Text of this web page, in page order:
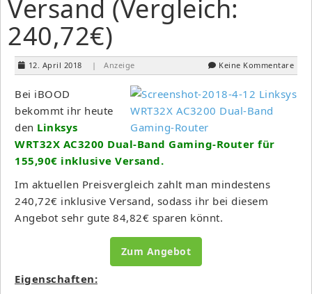
Versand (Vergleich:
240,72€)
12. April 2018 | Anzeige Keine Kommentare
Bei iBOOD
bekommt ihr heute
den Linksys
WRT32X AC3200 Dual-Band Gaming-Router für
155,90€ inklusive Versand.
Im aktuellen Preisvergleich zahlt man mindestens
240,72€ inklusive Versand, sodass ihr bei diesem
Angebot sehr gute 84,82€ sparen könnt.
Zum Angebot
Eigenschaften: